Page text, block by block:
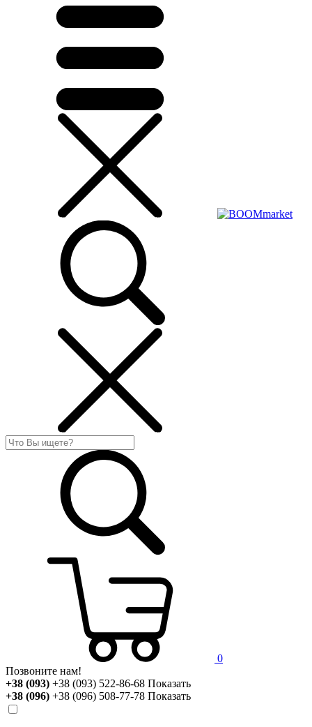
0
Позвоните нам!
+38 (093) +38 (093) 522-86-68 Показать
+38 (096) +38 (096) 508-77-78 Показать